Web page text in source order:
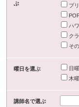
ぶ
プ
ハ
ク
そ
曜日を選ぶ 日
木
講師名で選ぶ